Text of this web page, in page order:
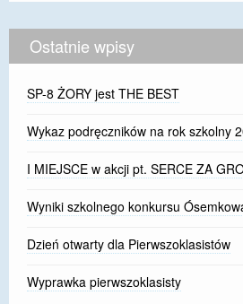
Ostatnie wpisy
SP-8 ŻORY jest THE BEST
Wykaz podręczników na rok szkolny
I MIEJSCE w akcji pt. SERCE ZA
Wyniki szkolnego konkursu
Dzień otwarty dla Pierwszoklasistów
Wyprawka pierwszoklasisty